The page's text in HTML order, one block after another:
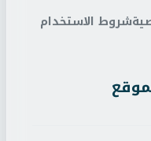
شروط الاستخدام